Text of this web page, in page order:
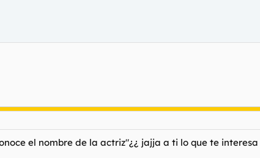
el nombre de la actriz"¿¿ jajja a ti lo que te interesa